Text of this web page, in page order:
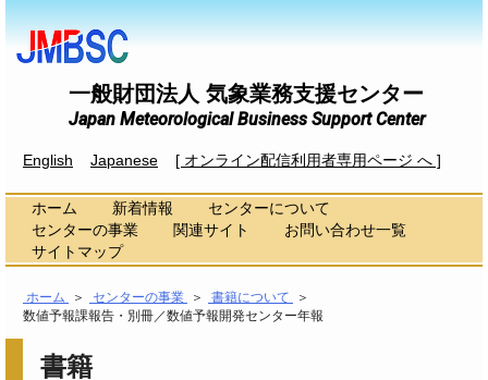
一般財団法人 気象業務支援センター
Japan Meteorological Business Support Center
English Japanese [ オンライン配信利用者専用ページ へ ]
ホーム 新着情報
センターについて
センターの事業
関連サイト
お問い合わせ一覧
サイトマップ
ホーム ＞ センターの事業 ＞ 書籍について
＞
数値予報課報告・別冊／数値予報開発センター年報
書籍